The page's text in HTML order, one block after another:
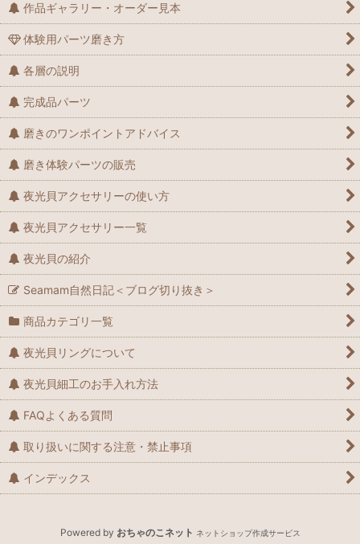
作品ギャラリー・オーダー見本
体験用パーツ磨き方
各層の説明
完成品パーツ
磨きのワンポイントアドバイス
磨き体験パーツの販売
夜光貝アクセサリーの使い方
夜光貝アクセサリー一覧
夜光貝の紹介
Seamam自然日記＜ブログ切り抜き＞
商品カテゴリ一覧
夜光貝リングについて
夜光貝細工のお手入れ方法
FAQよくある質問
取り扱いに関する注意・禁止事項
インデックス
Powered by おちゃのこネット ネットショップ作成サービス